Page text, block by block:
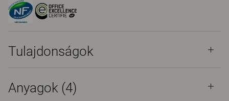
Tulajdonságok
Anyagok (4)